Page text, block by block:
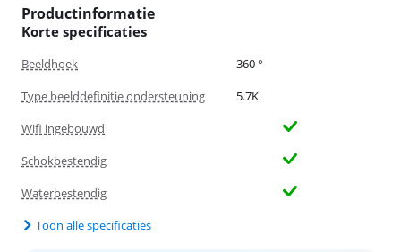
Productinformatie
Korte specificaties
Beeldhoek
360 °
Type beelddefinitie ondersteuning
5.7K
Wifi ingebouwd
Schokbestendig
Waterbestendig
Toon alle specificaties